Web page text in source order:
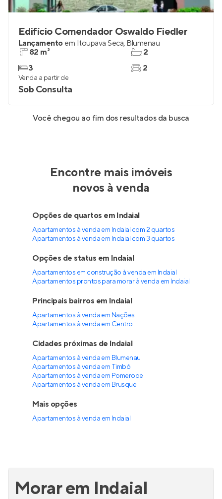
Edifício Comendador Oswaldo Fiedler
Lançamento em Itoupava Seca, Blumenau
82 m²
3
2
2
Venda a partir de
Sob Consulta
Você chegou ao fim dos resultados da busca
Encontre mais imóveis
novos à venda
Opções de quartos em Indaial
Apartamentos à venda em Indaial com 2 quartos
Apartamentos à venda em Indaial com 3 quartos
Opções de status em Indaial
Apartamentos em construção à venda em Indaial
Apartamentos prontos para morar à venda em Indaial
Principais bairros em Indaial
Apartamentos à venda em Nações
Apartamentos à venda em Centro
Cidades próximas de Indaial
Apartamentos à venda em Blumenau
Apartamentos à venda em Timbó
Apartamentos à venda em Pomerode
Apartamentos à venda em Brusque
Mais opções
Apartamentos à venda em Indaial
Morar em Indaial